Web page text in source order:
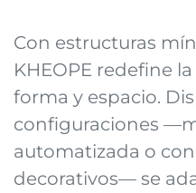
Con estructuras
KHEOPE redefine
forma y espacio.
configuraciones
automatizada o
decorativos— se